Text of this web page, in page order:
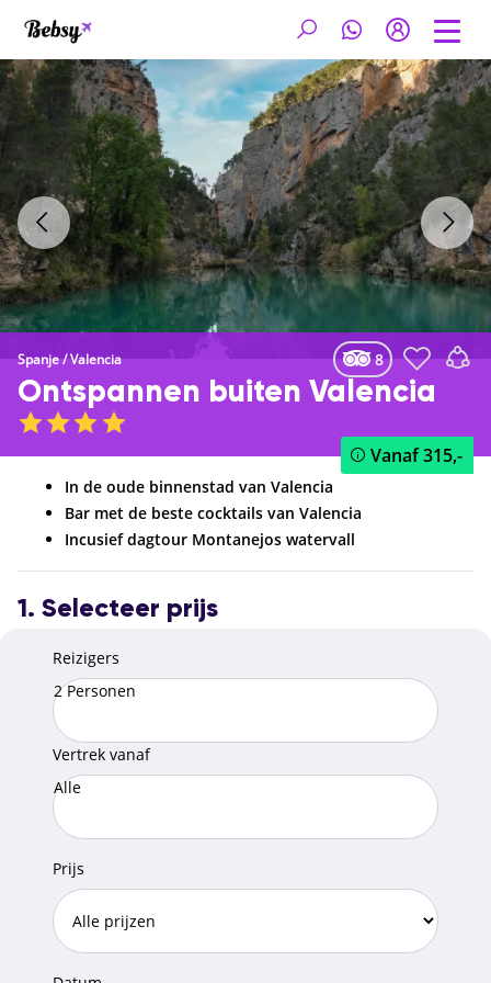
Spanje/Valencia 8
Ontspannen buiten Valencia
Vanaf315,-
In de oude binnenstad van Valencia
Bar met de beste cocktails van Valencia
Incusief dagtour Montanejos watervall
1. Selecteer prijs
Reizigers
2 Personen
Vertrek vanaf
Alle
Prijs